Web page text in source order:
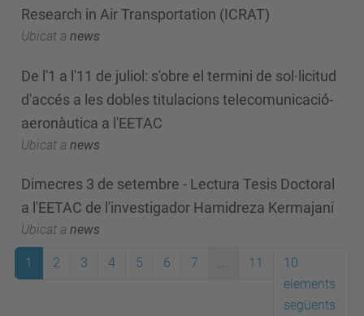
Research in Air Transportation (ICRAT)
Ubicat a news
De l'1 a l'11 de juliol: s'obre el termini de sol·licitud
d'accés a les dobles titulacions telecomunicació-
aeronàutica a l'EETAC
Ubicat a news
Dimecres 3 de setembre - Lectura Tesis Doctoral
a l'EETAC de l'investigador Hamidreza Kermajani
Ubicat a news
1 2 3 4 5 6 7 ... 11
10
elements
següents